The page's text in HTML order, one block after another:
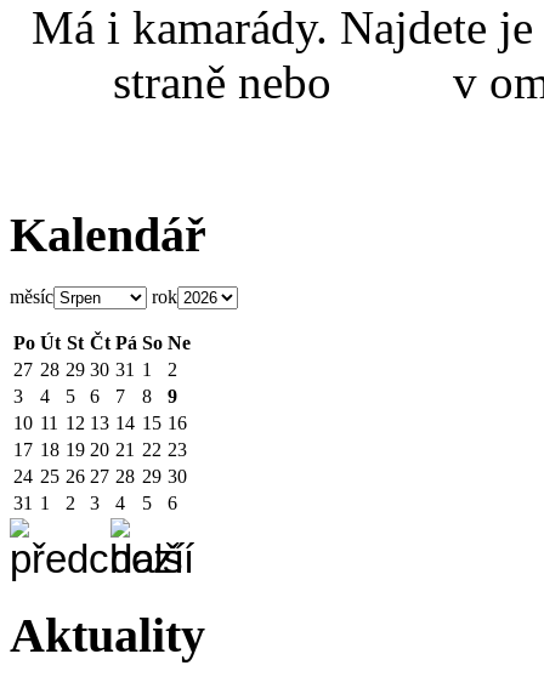
Má i kamarády.
straně nebo v
Kalendář
měsíc rok
Po Út St Čt Pá So Ne
27 28 29 30 31 1
2
3
4 5 6 7 8
9
10 11 12 13 14 15 16
17 18 19 20 21 22 23
24 25 26 27 28 29 30
31 1 2 3 4 5 6
Aktuality